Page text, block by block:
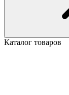
Каталог товаров